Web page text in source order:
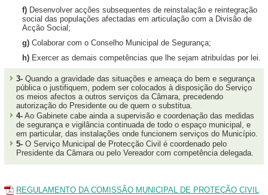
f) Desenvolver acções subsequentes de reinstalação e reintegração
social das populações afectadas em articulação com a Divisão de
Acção Social;
g) Colaborar com o Conselho Municipal de Segurança;
h) Exercer as demais competências que lhe sejam atribuídas por lei.
3- Quando a gravidade das situações e ameaça do bem e segurança
pública o justifiquem, podem ser colocados à disposição do Serviço
os meios afectos a outros serviços da Câmara, precedendo
autorização do Presidente ou de quem o substitua.
4- Ao Gabinete cabe ainda a supervisão e coordenação das medidas
de segurança e vigilância continuada de todo o espaço municipal, e
em particular, das instalações onde funcionem serviços do Município.
5- O Serviço Municipal de Protecção Civil é coordenado pelo
Presidente da Câmara ou pelo Vereador com competência delegada.
REGULAMENTO DA COMISSÃO MUNICIPAL DE PROTEÇÃO CIVIL